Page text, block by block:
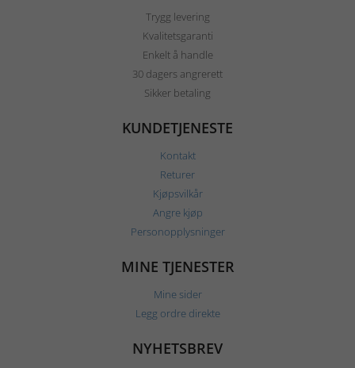
Trygg levering
Kvalitetsgaranti
Enkelt å handle
30 dagers angrerett
Sikker betaling
KUNDETJENESTE
Kontakt
Returer
Kjøpsvilkår
Angre kjøp
Personopplysninger
MINE TJENESTER
Mine sider
Legg ordre direkte
NYHETSBREV